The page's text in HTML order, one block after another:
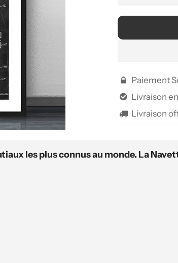
 Paiement
 Livraison
 Livraison
les plus connus au monde. La